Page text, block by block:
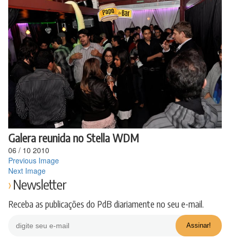
para
conteúdo
Galera reunida no Stella WDM
06 / 10 2010
Previous Image
Next Image
Newsletter
Receba as publicações do PdB diariamente no seu e-mail.